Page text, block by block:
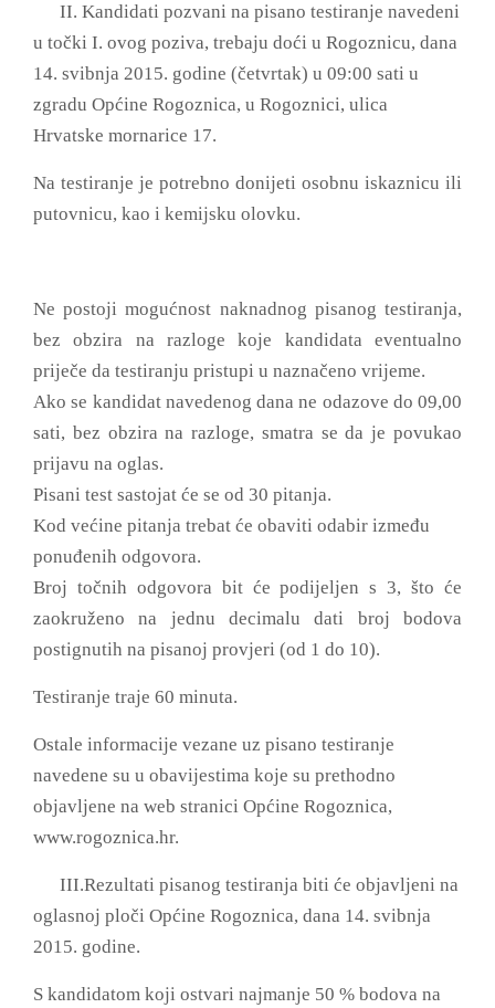
II. Kandidati pozvani na pisano testiranje navedeni
u točki I. ovog poziva, trebaju doći u Rogoznicu, dana
14. svibnja 2015. godine (četvrtak) u 09:00 sati u
zgradu Općine Rogoznica, u Rogoznici, ulica
Hrvatske mornarice 17.
Na testiranje je potrebno donijeti osobnu iskaznicu ili
putovnicu, kao i kemijsku olovku.
Ne postoji mogućnost naknadnog pisanog testiranja,
bez obzira na razloge koje kandidata eventualno
priječe da testiranju pristupi u naznačeno vrijeme.
Ako se kandidat navedenog dana ne odazove do 09,00
sati, bez obzira na razloge, smatra se da je povukao
prijavu na oglas.
Pisani test sastojat će se od 30 pitanja.
Kod većine pitanja trebat će obaviti odabir između
ponuđenih odgovora.
Broj točnih odgovora bit će podijeljen s 3, što će
zaokruženo na jednu decimalu dati broj bodova
postignutih na pisanoj provjeri (od 1 do 10).
Testiranje traje 60 minuta.
Ostale informacije vezane uz pisano testiranje
navedene su u obavijestima koje su prethodno
objavljene na web stranici Općine Rogoznica,
www.rogoznica.hr.
III.Rezultati pisanog testiranja biti će objavljeni na
oglasnoj ploči Općine Rogoznica, dana 14. svibnja
2015. godine.
S kandidatom koji ostvari najmanje 50 % bodova na